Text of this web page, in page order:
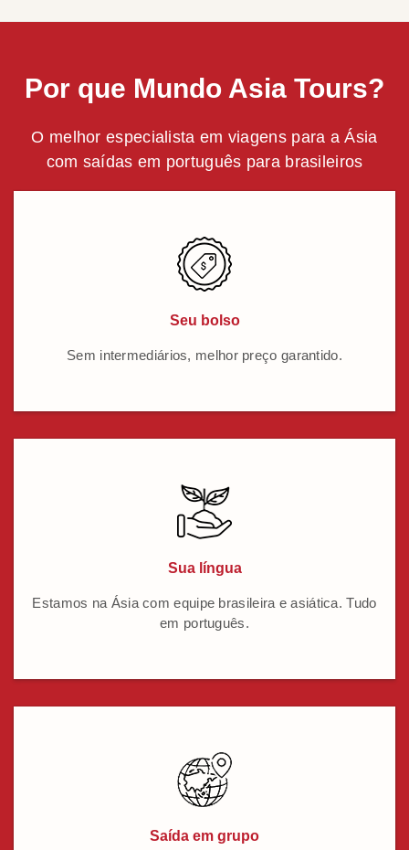
Por que Mundo Asia Tours?
O melhor especialista em viagens para a Ásia
com saídas em português para brasileiros
Seu bolso
Sem intermediários, melhor preço garantido.
Sua língua
Estamos na Ásia com equipe brasileira e asiática. Tudo
em português.
Saída em grupo